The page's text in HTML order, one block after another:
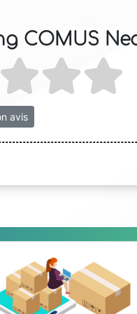
COMUS
avis